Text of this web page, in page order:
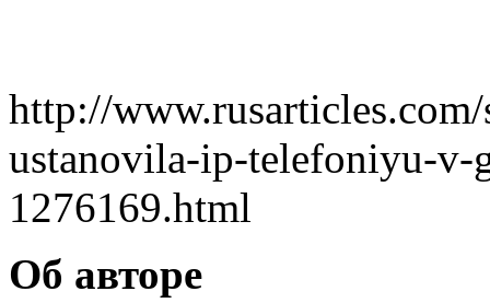
http://
ustanovila-ip-telefoniyu-v-
1276169.html
Об авторе